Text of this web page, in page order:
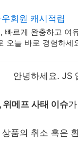
회원 캐시적립
빠르게 완충하고 여
오늘 바로 경험하세
안녕하세요. JS
위메프 사태 이슈
품의 취소 혹은